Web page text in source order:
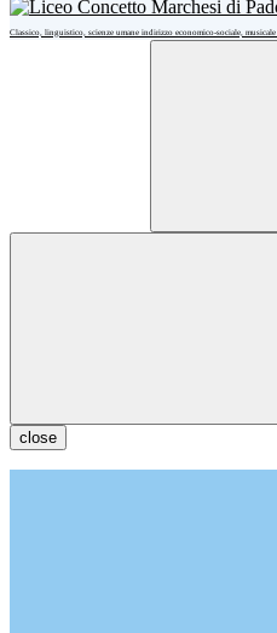
Classico, linguistico, scienze umane indirizzo economico-sociale, musicale
close